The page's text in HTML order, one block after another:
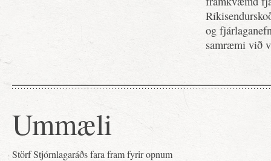
og
samræmi við
Ummæli
Störf Stjórnlagaráðs fara fram fyrir opnum